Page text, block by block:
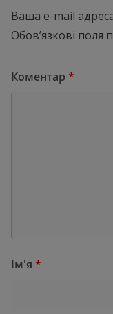
Ваша e-mail
Обов’язкові поля
Коментар *
Ім'я *